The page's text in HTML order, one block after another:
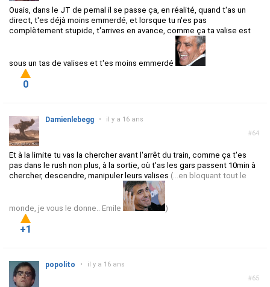
Ouais, dans le JT de pernal il se passe ça, en réalité, quand t'as un
direct, t'es déjà moins emmerdé, et lorsque tu n'es pas
complètement stupide, t'arrives en avance, comme ça ta valise est
sous un tas de valises et t'es moins emmerdé
0
#64
Damienlebegg • il y a 16 ans
Et à la limite tu vas la chercher avant l'arrêt du train, comme ça t'es
pas dans le rush non plus, à la sortie, où t'as les gars passent 10min à
chercher, descendre, manipuler leurs valises (...en bloquant tout le
monde, je vous le donne.. Emile )
+1
#65
popolito • il y a 16 ans